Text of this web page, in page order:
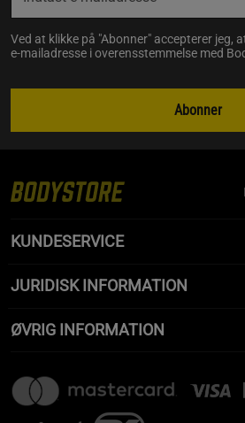
Ved at klikke på "Abonner" accepterer jeg,
e-mailadresse i overensstemmelse med
Abonner
KUNDESERVICE
JURIDISK INFORMATION
ØVRIG INFORMATION